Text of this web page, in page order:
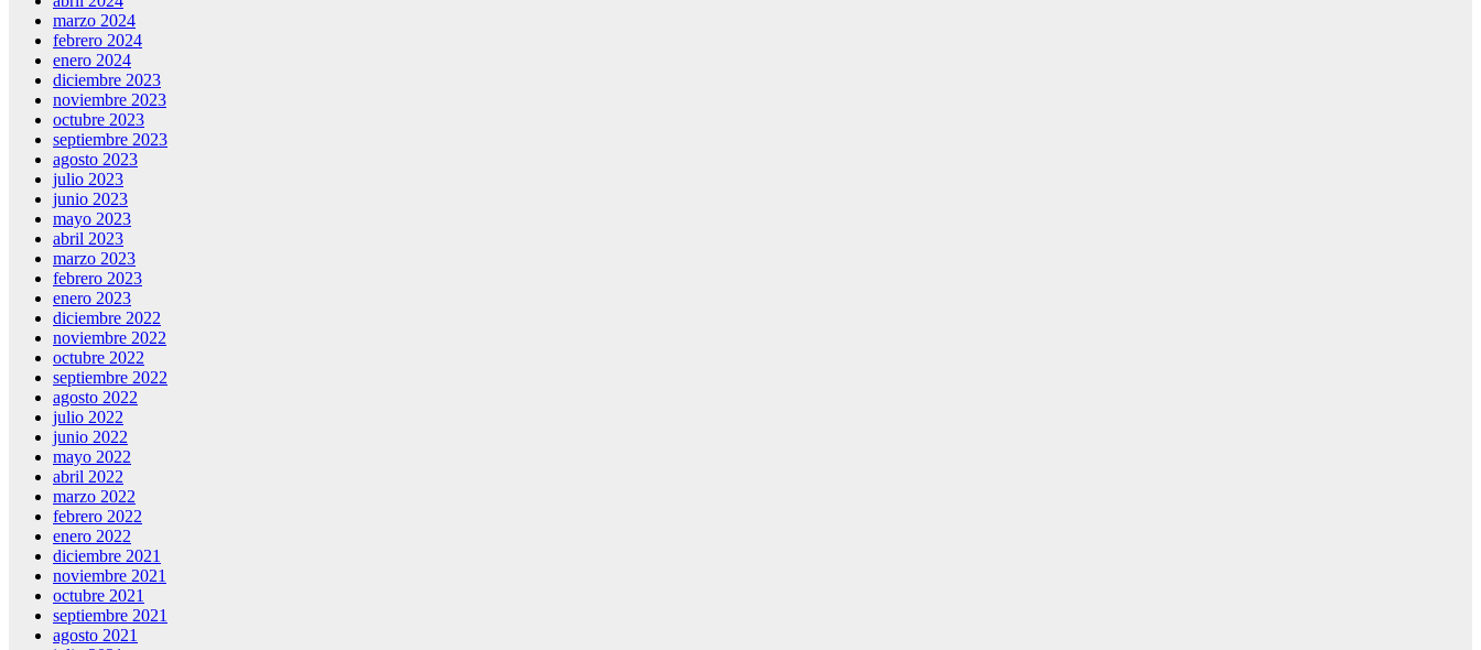
marzo 2024
febrero 2024
enero 2024
diciembre 2023
noviembre 2023
octubre 2023
septiembre 2023
agosto 2023
julio 2023
junio 2023
mayo 2023
abril 2023
marzo 2023
febrero 2023
enero 2023
diciembre 2022
noviembre 2022
octubre 2022
septiembre 2022
agosto 2022
julio 2022
junio 2022
mayo 2022
abril 2022
marzo 2022
febrero 2022
enero 2022
diciembre 2021
noviembre 2021
octubre 2021
septiembre 2021
agosto 2021